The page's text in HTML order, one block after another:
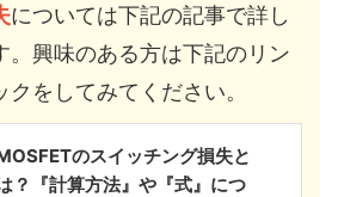
については下記の記事で詳し
。興味のある方は下記のリン
をしてみてください。
のスイッチング損失と
？『計算方法』や『式』につ